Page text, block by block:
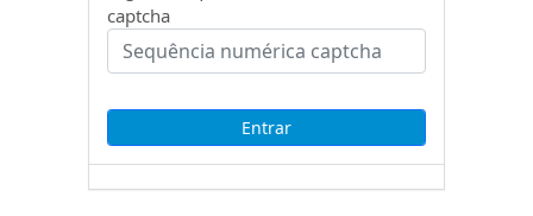
captcha